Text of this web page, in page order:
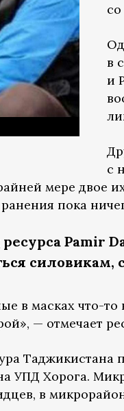
в
и
с
мере двое
пока
ресурса Pamir
в масках что-
— отмечает
УПД Хорога.
в